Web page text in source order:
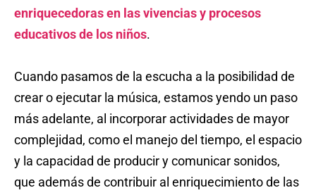
enriquecedoras en las vivencias y procesos
educativos de los niños.
Cuando pasamos de la escucha a la posibilidad de
crear o ejecutar la música, estamos yendo un paso
más adelante, al incorporar actividades de mayor
complejidad, como el manejo del tiempo, el espacio
y la capacidad de producir y comunicar sonidos,
que además de contribuir al enriquecimiento de las